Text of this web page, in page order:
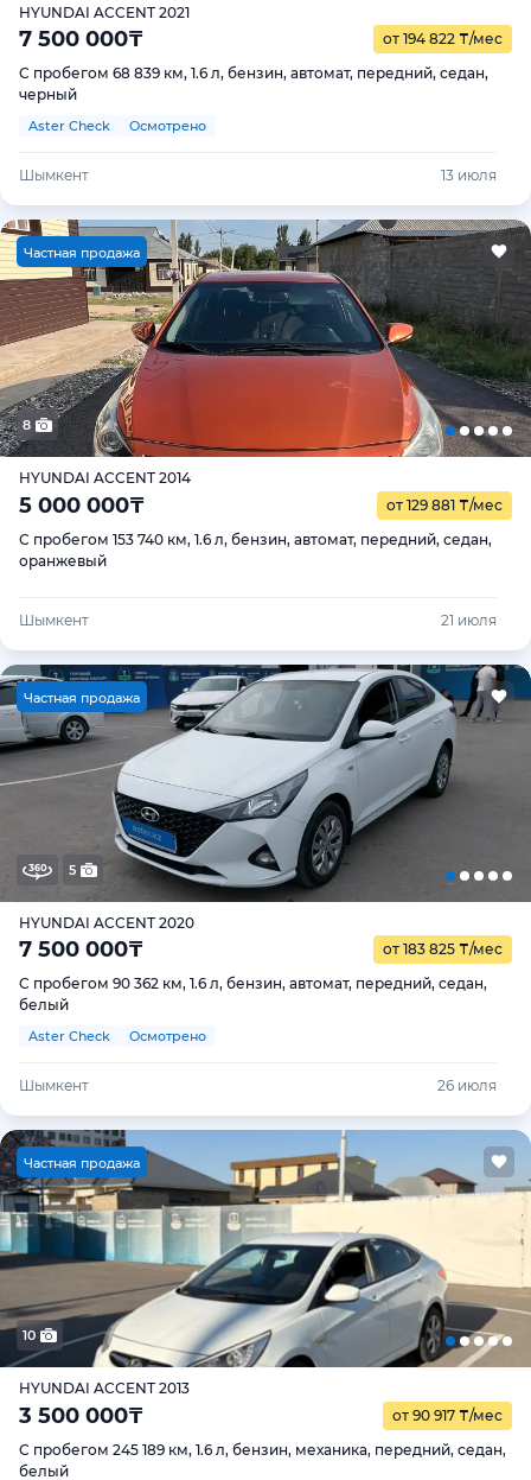
HYUNDAI ACCENT 2021
7 500 000₸ от 194 822 ₸/мес
С пробегом 68 839 км, 1.6 л, бензин, автомат, передний, седан,
черный
Aster Check Осмотрено
Шымкент 13 июля
Частная продажа
8
HYUNDAI ACCENT 2014
5 000 000₸ от 129 881 ₸/мес
С пробегом 153 740 км, 1.6 л, бензин, автомат, передний, седан,
оранжевый
Шымкент 21 июля
Частная продажа
5
HYUNDAI ACCENT 2020
7 500 000₸ от 183 825 ₸/мес
С пробегом 90 362 км, 1.6 л, бензин, автомат, передний, седан,
белый
Aster Check Осмотрено
Шымкент 26 июля
Частная продажа
10
HYUNDAI ACCENT 2013
3 500 000₸ от 90 917 ₸/мес
С пробегом 245 189 км, 1.6 л, бензин, механика, передний, седан,
белый